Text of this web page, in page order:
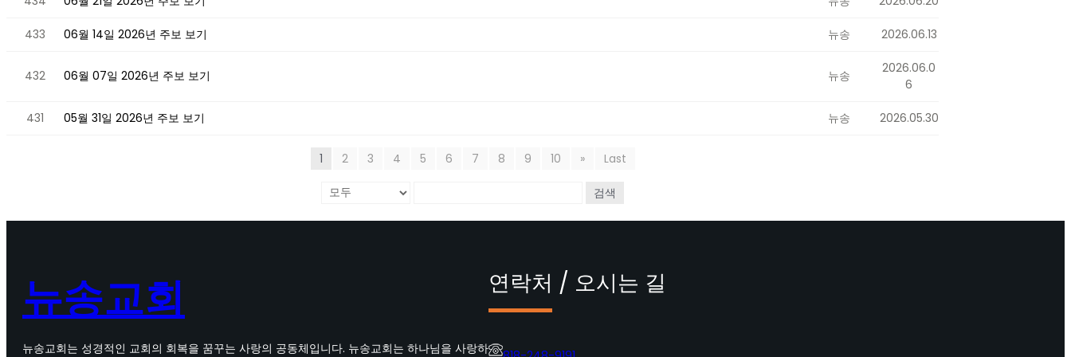
433 06월 14일 2026년 주보 보기 뉴송 2026.06.13
432 06월 07일 2026년 주보 보기 뉴송
2026.06.0
6
431 05월 31일 2026년 주보 보기 뉴송 2026.05.30
1 2 3 4 5 6 7 8 9 10 » Last
검색
뉴송교회
뉴송교회는 성경적인 교회의 회복을 꿈꾸는 사랑의 공동체입니다. 뉴송교회는 하나님을 사랑하
연락처 / 오시는 길